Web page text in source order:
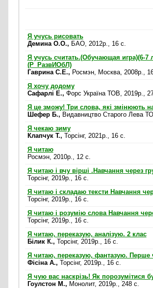
Я учусь рисовать
Демина О.О., БАО, 2012р., 16 c.
Я учусь считать.(Обучающая игра)(6-7
(Р_РазвИОбЛ)
Гаврина С.Е., Росмэн, Москва, 2008р.,
Я хочу додому
Сафарлі Е., Форс Україна ТОВ, 2019р.,
Я це зможу! Три слова, які змінюють
Шефер Б., Видавництво Старого Лева
Я чекаю зиму
Клапчук Т., Торсінг, 2021р., 16 c.
Я читаю
Росмэн, 2010р., 12 c.
Я читаю і вчу вірші .Навчання через
Торсінг, 2019р., 16 c.
Я читаю і складаю тексти Навчання
Торсінг, 2019р., 16 c.
Я читаю і розумію слова Навчання
Торсінг, 2019р., 16 c.
Я читаю, переказую, аналізую. 2 клас
Білик К., Торсінг, 2019р., 16 c.
Я читаю, переказую, фантазую. Перше
Фісіна А., Торсінг, 2019р., 16 c.
Я чую вас наскрізь! Як порозумітися
Гоулстон М., Монолит, 2019р., 248 c.